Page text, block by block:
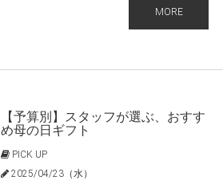
MORE
【予算別】スタッフが選ぶ、おすす
め母の日ギフト
PICK UP
2025/04/23（水）